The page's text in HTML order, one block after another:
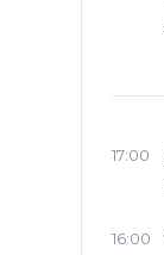
17:00
16:00